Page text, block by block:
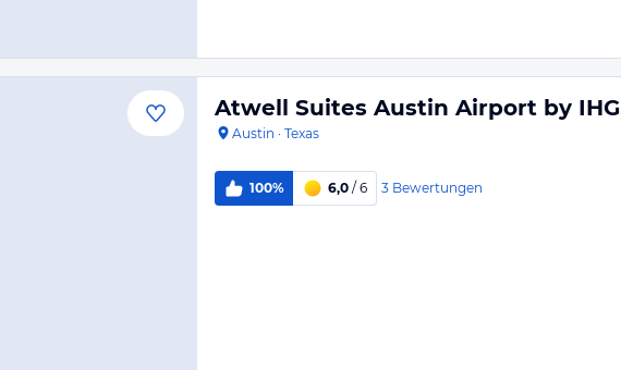
Atwell Suites Austin Airport by IHG
Austin · Texas
100% 6,0 / 6 3 Bewertungen